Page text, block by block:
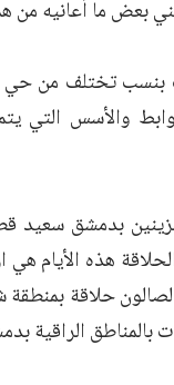
بعض ما أعانيه
بنسب تختلف من
والأسس التي
بدمشق
هذه الأيام
الراقية